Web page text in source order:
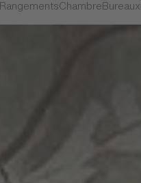
RangementsChambre Bureaux